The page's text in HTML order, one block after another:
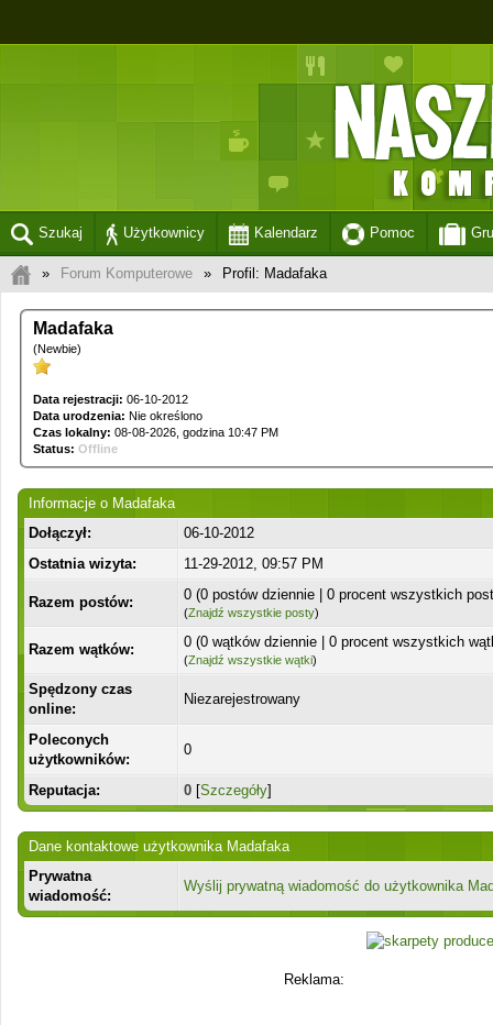
Szukaj Użytkownicy Kalendarz Pomoc
» Forum Komputerowe » Profil: Madafaka
Madafaka
(Newbie)
Data rejestracji: 06-10-2012
Data urodzenia: Nie określono
Czas lokalny: 08-08-2026, godzina 10:47 PM
Status: Offline
Informacje o Madafaka
Dołączył:
06-10-2012
Ostatnia wizyta:
11-29-2012, 09:57 PM
Razem postów: 0 (0 postów dziennie | 0 procent wszystkich
(Znajdź wszystkie posty)
Razem wątków: 0 (0 wątków dziennie | 0 procent wszystkich
(Znajdź wszystkie wątki)
Spędzony czas
online:
Niezarejestrowany
Poleconych
użytkowników:
0
Reputacja: 0 [Szczegóły]
Dane kontaktowe użytkownika Madafaka
Prywatna
wiadomość:
Wyślij prywatną wiadomość do użytkownika
Reklama: